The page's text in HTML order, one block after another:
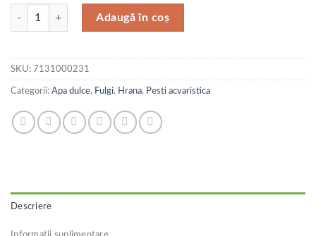
Cantitate Tetramin Flakes XL 1 l
Adaugă în coș
SKU: 7131000231
Categorii: Apa dulce, Fulgi, Hrana, Pesti acvaristica
Descriere